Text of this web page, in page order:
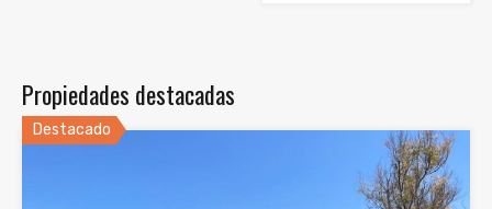
Propiedades destacadas
Destacado